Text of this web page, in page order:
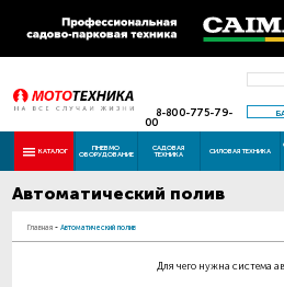
8-800-775-79-
00
КАТАЛОГ ПНЕВМО
ОБОРУДОВАНИЕ
САДОВАЯ
ТЕХНИКА СИЛОВАЯ ТЕХНИКА
Автоматический полив
Главная - Автоматический полив
Для чего нужна система